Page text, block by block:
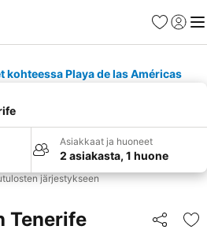
Suosikit
Playa de las Américas
Asiakkaat ja huoneet
2 asiakasta, 1 huone
järjestykseen
Tenerife Jaa